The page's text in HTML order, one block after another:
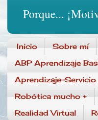
Porque...
Inicio Sobre mí
ABP Aprendizaje
Aprendizaje-Servicio
Robótica mucho +
Realidad Virtual